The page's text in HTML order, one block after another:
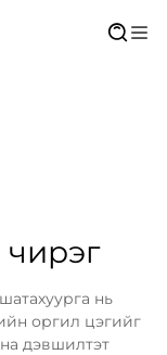
нь
оргил цэгийг
дэвшилтэт